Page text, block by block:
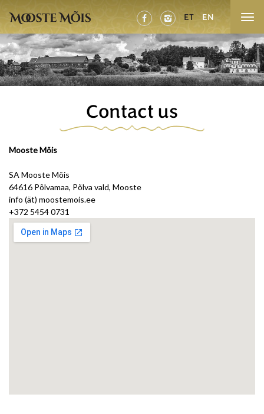
  ET EN
Contact us
Mooste Mõis
SA Mooste Mõis
64616 Põlvamaa, Põlva vald, Mooste
info (ät) moostemois.ee
+372 5454 0731